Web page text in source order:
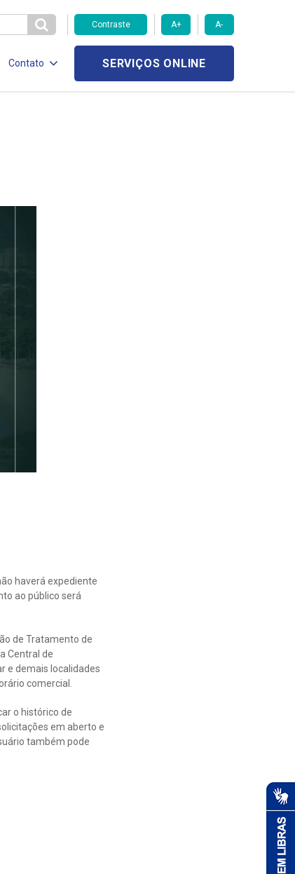
Contraste A+ A-
Contato SERVIÇOS ONLINE
haverá expediente
ao público será
de Tratamento de
Central de
e demais localidades
comercial.
o histórico de
em aberto e
também pode